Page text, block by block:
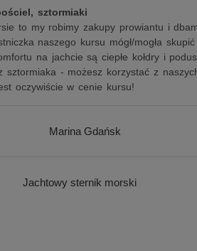
sztormiaki
to my robimy zakupy prowiantu i
naszego kursu mógł/mogła
na jachcie są ciepłe kołdry i
sztormiaka - możesz korzystać z
oczywiście w cenie kursu!
Marina Gdańsk
Jachtowy sternik morski